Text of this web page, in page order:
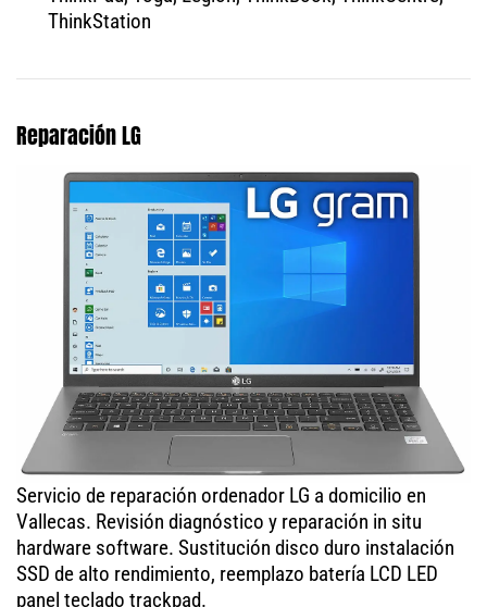
ThinkStation
Reparación LG
Servicio de reparación ordenador LG a domicilio en
Vallecas. Revisión diagnóstico y reparación in situ
hardware software. Sustitución disco duro instalación
SSD de alto rendimiento, reemplazo batería LCD LED
panel teclado trackpad.